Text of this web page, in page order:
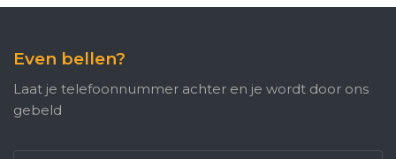
Even bellen?
Laat je telefoonnummer achter en je wordt door ons
gebeld